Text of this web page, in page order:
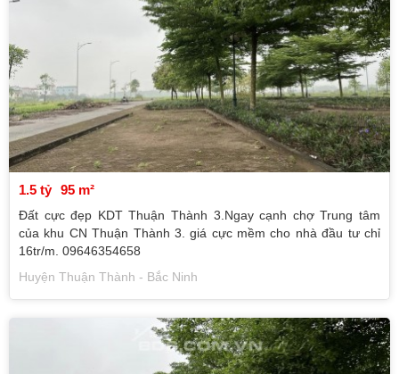
1.5 tỷ 95 m²
Đất cực đẹp KDT Thuận Thành 3.Ngay cạnh chợ Trung tâm
của khu CN Thuận Thành 3. giá cực mềm cho nhà đầu tư chỉ
16tr/m. 09646354658
Huyện Thuận Thành - Bắc Ninh